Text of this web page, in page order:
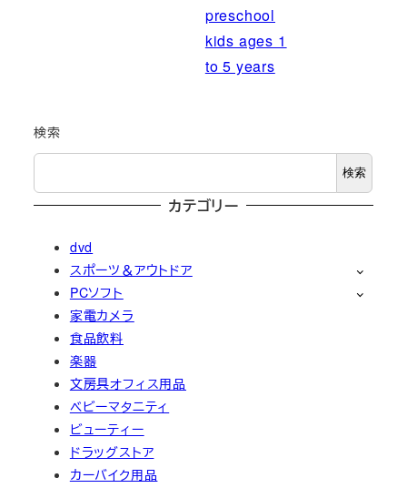
preschool
kids ages 1
to 5 years
検索
検索
カテゴリー
dvd
スポーツ＆アウトドア
PCソフト
家電カメラ
食品飲料
楽器
文房具オフィス用品
ベビーマタニティ
ビューティー
ドラッグストア
カーバイク用品